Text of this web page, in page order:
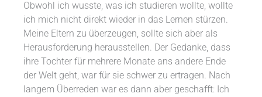
Obwohl ich wusste, was ich studieren wollte, wollte
ich mich nicht direkt wieder in das Lernen stürzen.
Meine Eltern zu überzeugen, sollte sich aber als
Herausforderung herausstellen. Der Gedanke, dass
ihre Tochter für mehrere Monate ans andere Ende
der Welt geht, war für sie schwer zu ertragen. Nach
langem Überreden war es dann aber geschafft: Ich